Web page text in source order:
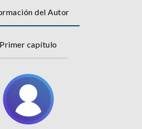
del Autor
Primer capítulo